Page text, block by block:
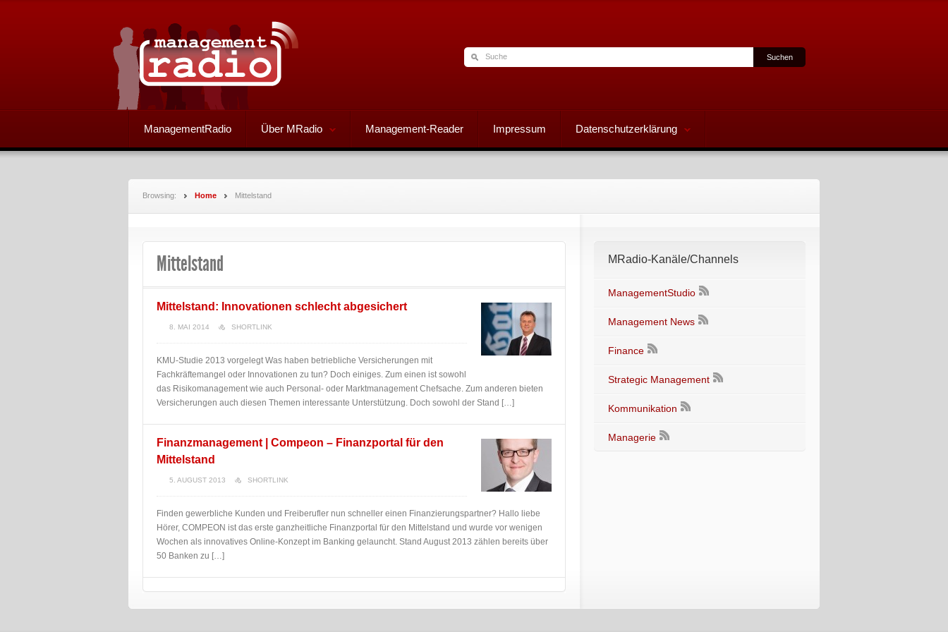
ManagementRadio Über MRadio Management-Reader Impressum Datenschutzerklärung
Browsing: Home Mittelstand
Mittelstand
Mittelstand: Innovationen schlecht abgesichert
8. MAI 2014 SHORTLINK
KMU-Studie 2013 vorgelegt Was haben betriebliche Versicherungen mit
Fachkräftemangel oder Innovationen zu tun? Doch einiges. Zum einen ist sowohl
das Risikomanagement wie auch Personal- oder Marktmanagement Chefsache. Zum anderen bieten
Versicherungen auch diesen Themen interessante Unterstützung. Doch sowohl der Stand […]
Finanzmanagement | Compeon – Finanzportal für den
Mittelstand
5. AUGUST 2013 SHORTLINK
Finden gewerbliche Kunden und Freiberufler nun schneller einen Finanzierungspartner? Hallo liebe
Hörer, COMPEON ist das erste ganzheitliche Finanzportal für den Mittelstand und wurde vor wenigen
Wochen als innovatives Online-Konzept im Banking gelauncht. Stand August 2013 zählen bereits über
50 Banken zu […]
MRadio-Kanäle/Channels
ManagementStudio
Management News
Finance
Strategic Management
Kommunikation
Managerie